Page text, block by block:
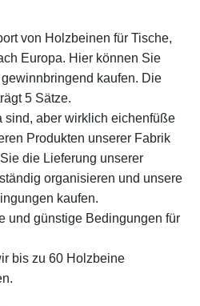
von Holzbeinen für Tische,
Europa. Hier können Sie
kaufen. Die
5 Sätze.
sind, aber wirklich eichenfüße
Produkten unserer Fabrik
die Lieferung unserer
organisieren und unsere
kaufen.
und günstige Bedingungen für
bis zu 60 Holzbeine